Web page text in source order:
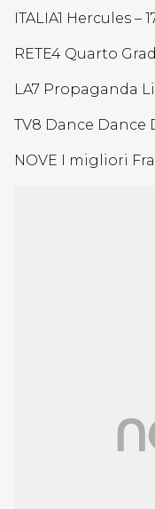
ITALIA1 Hercules –
RETE4 Quarto
LA7 Propaganda
TV8 Dance Dance
NOVE I migliori